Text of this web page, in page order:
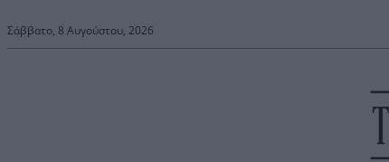
Σάββατο, 8 Αυγούστου, 2026